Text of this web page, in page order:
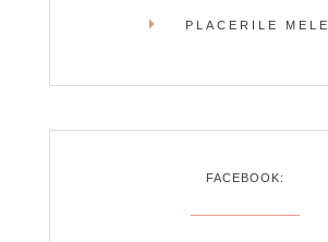
PLACERILE MELE
FACEBOOK: